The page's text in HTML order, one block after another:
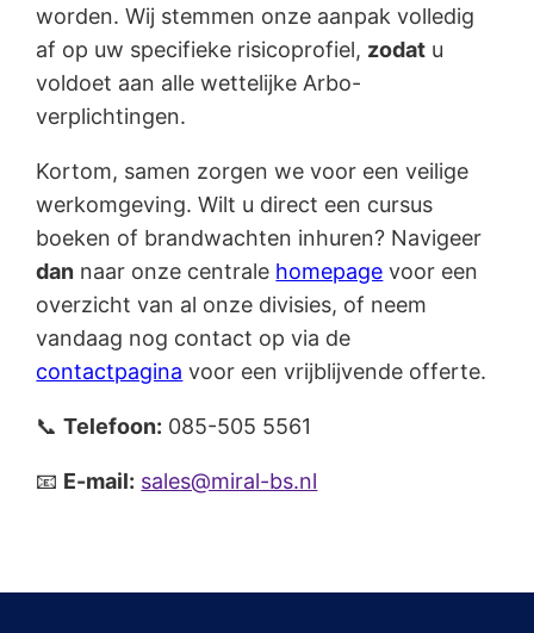
worden. Wij stemmen onze aanpak volledig
af op uw specifieke risicoprofiel, zodat u
voldoet aan alle wettelijke Arbo-
verplichtingen.
Kortom, samen zorgen we voor een veilige
werkomgeving. Wilt u direct een cursus
boeken of brandwachten inhuren? Navigeer
dan naar onze centrale homepage voor een
overzicht van al onze divisies, of neem
vandaag nog contact op via de
contactpagina voor een vrijblijvende offerte.
📞Telefoon: 085-505 5561
📧 E-mail: sales@miral-bs.nl